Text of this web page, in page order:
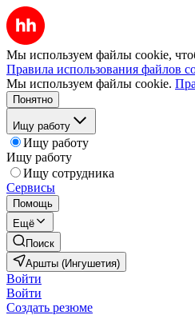
Мы используем файлы cookie,
Правила использования файлов
Мы используем файлы cookie.
Понятно
Ищу работу
Ищу работу
Ищу работу
Ищу сотрудника
Сервисы
Помощь
Ещё
Поиск
Аршты (Ингушетия)
Войти
Войти
Создать резюме